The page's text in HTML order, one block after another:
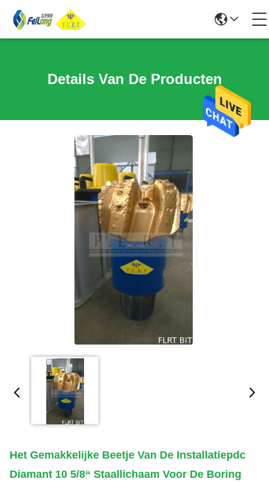
Details Van De Producten
Het Gemakkelijke Beetje Van De Installatiepdc
Diamant 10 5/8“ Staallichaam Voor De Boring